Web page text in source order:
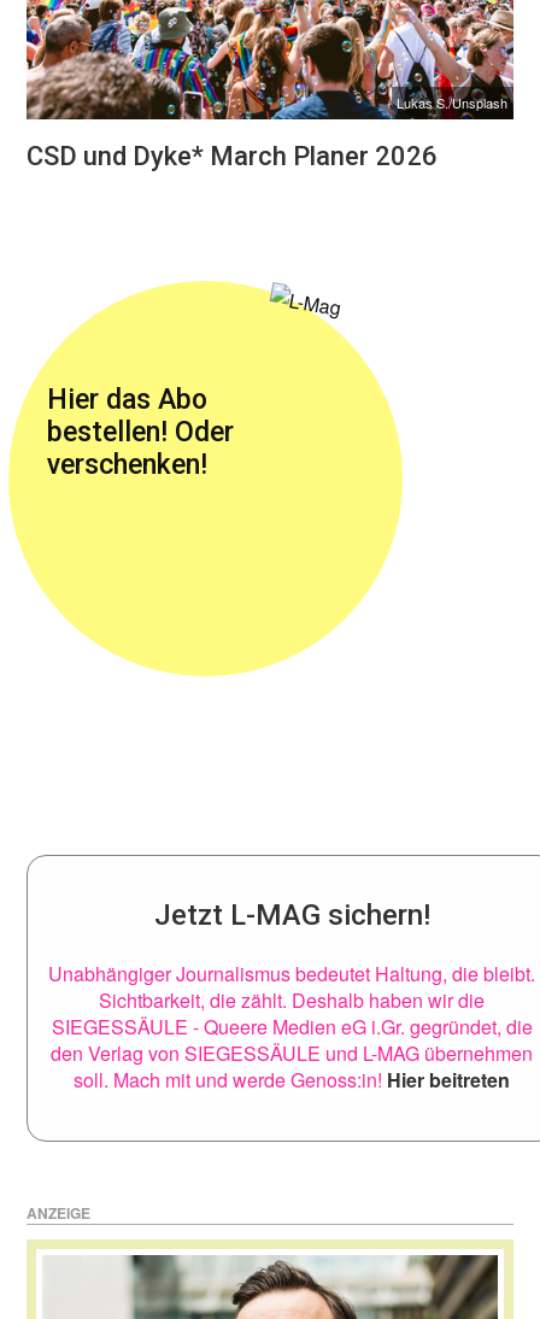
Lukas S./Unsplash
CSD und Dyke* March Planer 2026
Hier das Abo
bestellen! Oder
verschenken!
Jetzt L-MAG sichern!
Unabhängiger Journalismus bedeutet Haltung, die bleibt.
Sichtbarkeit, die zählt. Deshalb haben wir die
SIEGESSÄULE - Queere Medien eG i.Gr. gegründet, die
den Verlag von SIEGESSÄULE und L-MAG übernehmen
soll. Mach mit und werde Genoss:in! Hier beitreten
ANZEIGE